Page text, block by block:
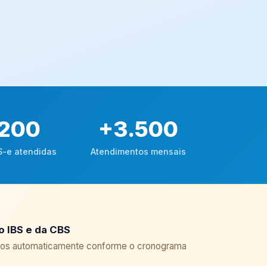
e atendidas
+3.500
Atendimentos mensais
e da CBS
automaticamente conforme o cronograma